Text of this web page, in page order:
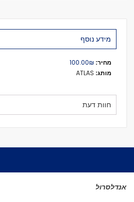
מידע נוסף
מידע
נוסף
₪‏100.00
חוות דעת
אנדלסרול